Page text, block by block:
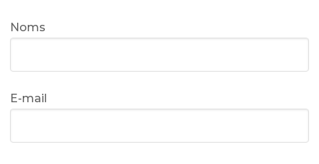
Noms
E-mail